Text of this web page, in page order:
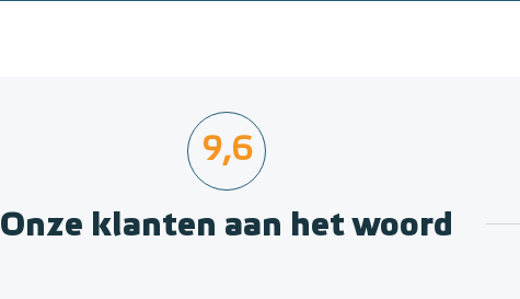
9,6
Onze klanten aan het woord